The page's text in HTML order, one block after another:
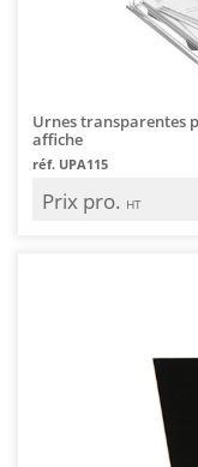
Urnes transparentes
affiche
réf. UPA115
Prix pro. HT